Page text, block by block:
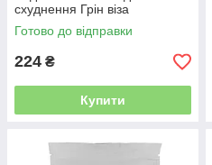
схуднення Грін віза
Готово до відправки
224 ₴
Купити